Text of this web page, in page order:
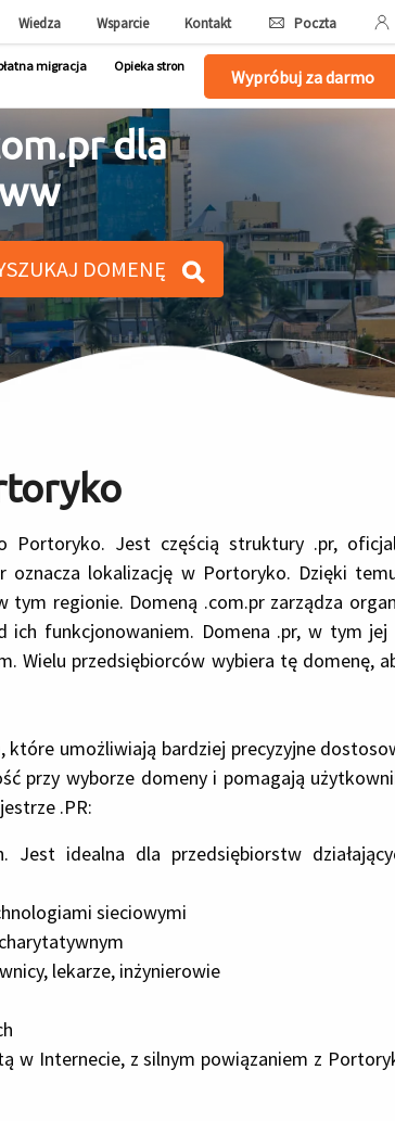
Wiedza Wsparcie Kontakt Poczta
migracja Opieka stron
Wypróbuj za darmo
dla
DOMENĘ
Portoryko. Jest częścią struktury .pr,
lokalizację w Portoryko. Dzięki
regionie. Domeną .com.pr zarządza
funkcjonowaniem. Domena .pr, w tym jej
Wielu przedsiębiorców wybiera tę domenę,
umożliwiają bardziej precyzyjne
przy wyborze domeny i pomagają
.PR:
idealna dla przedsiębiorstw
sieciowymi
lekarze, inżynierowie
w Internecie, z silnym powiązaniem z